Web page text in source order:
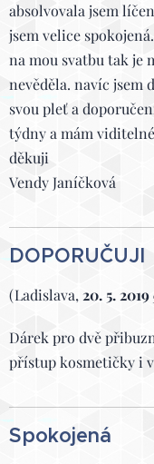
absolvovala jsem
jsem velice
na mou svatbu tak je
nevěděla. navíc jsem
svou pleť a
týdny a mám
děkuji
Vendy Janíčková
DOPORUČUJI
(Ladislava,20. 5. 2019
Dárek pro dvě
přístup kosmetičky i
Spokojená